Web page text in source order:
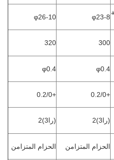
8-φ23
10-φ26
300
320
φ0.4
φ0.4
+0.2/0
+0.2/0
(را3)2 (را3)2
الحزام المتزامن الحزام المتزامن